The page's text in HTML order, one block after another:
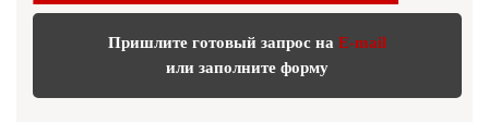
Пришлите готовый запрос на E-mail
или заполните форму